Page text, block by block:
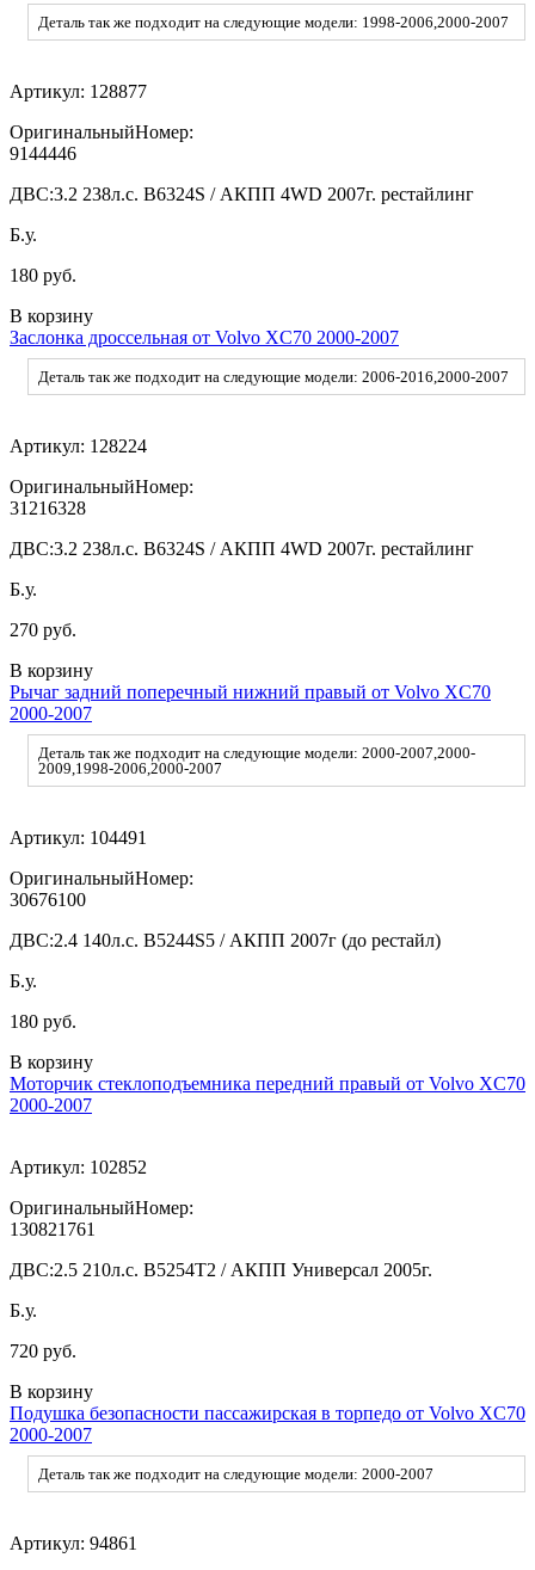
Деталь так же подходит на следующие модели: 1998-2006,2000-2007
Артикул: 128877
ОригинальныйНомер:
9144446
ДВС:3.2 238л.с. B6324S / АКПП 4WD 2007г. рестайлинг
Б.у.
180 руб.
В корзину
Заслонка дроссельная от Volvo XC70 2000-2007
Деталь так же подходит на следующие модели: 2006-2016,2000-2007
Артикул: 128224
ОригинальныйНомер:
31216328
ДВС:3.2 238л.с. B6324S / АКПП 4WD 2007г. рестайлинг
Б.у.
270 руб.
В корзину
Рычаг задний поперечный нижний правый от Volvo XC70
2000-2007
Деталь так же подходит на следующие модели: 2000-2007,2000-
2009,1998-2006,2000-2007
Артикул: 104491
ОригинальныйНомер:
30676100
ДВС:2.4 140л.с. B5244S5 / АКПП 2007г (до рестайл)
Б.у.
180 руб.
В корзину
Моторчик стеклоподъемника передний правый от Volvo XC70
2000-2007
Артикул: 102852
ОригинальныйНомер:
130821761
ДВС:2.5 210л.с. B5254T2 / АКПП Универсал 2005г.
Б.у.
720 руб.
В корзину
Подушка безопасности пассажирская в торпедо от Volvo XC70
2000-2007
Деталь так же подходит на следующие модели: 2000-2007
Артикул: 94861